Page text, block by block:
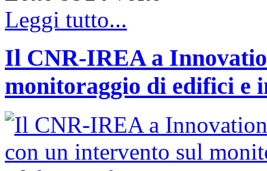
Leggi tutto...
Il CNR-IREA a
monitoraggio di edifici e